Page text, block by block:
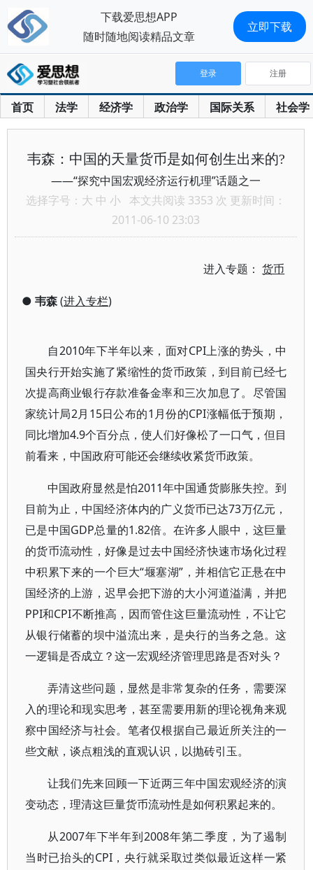
首页 法学 经济学 政治学 国际关系 社会学
登录 注册
韦森：中国的天量货币是如何创生出来的?
——“探究中国宏观经济运行机理”话题之一
选择字号： 大 中 小 本文共阅读 3353 次 更新时间：
2011-06-10 23:03
进入专题：货币
● 韦森(进入专栏)
自2010年下半年以来，面对CPI上涨的势头，中
国央行开始实施了紧缩性的货币政策，到目前已经七
次提高商业银行存款准备金率和三次加息了。尽管国
家统计局2月15日公布的1月份的CPI涨幅低于预期，
同比增加4.9个百分点，使人们好像松了一口气，但目
前看来，中国政府可能还会继续收紧货币政策。
中国政府显然是怕2011年中国通货膨胀失控。到
目前为止，中国经济体内的广义货币已达73万亿元，
已是中国GDP总量的1.82倍。在许多人眼中，这巨量
的货币流动性，好像是过去中国经济快速市场化过程
中积累下来的一个巨大“堰塞湖”，并相信它正悬在中
国经济的上游，迟早会把下游的大小河道溢满，并把
PPI和CPI不断推高，因而管住这巨量流动性，不让它
从银行储蓄的坝中溢流出来，是央行的当务之急。这
一逻辑是否成立？这一宏观经济管理思路是否对头？
弄清这些问题，显然是非常复杂的任务，需要深
入的理论和现实思考，甚至需要用新的理论视角来观
察中国经济与社会。笔者仅根据自己最近所关注的一
些文献，谈点粗浅的直观认识，以抛砖引玉。
让我们先来回顾一下近两三年中国宏观经济的演
变动态，理清这巨量货币流动性是如何积累起来的。
从2007年下半年到2008年第二季度，为了遏制
当时已抬头的CPI，央行就采取过类似最近这样一紧
下载爱思想APP
随时随地阅读精品文章
立即下载